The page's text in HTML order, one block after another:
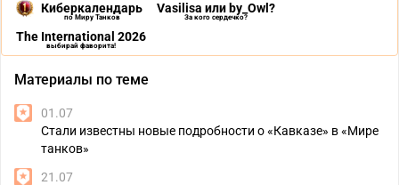
Киберкалендарь
по Миру Танков
Vasilisa или by_Owl?
За кого сердечко?
The International 2026
выбирай фаворита!
Материалы по теме
01.07
Стали известны новые подробности о «Кавказе» в «Мире
танков»
21.07